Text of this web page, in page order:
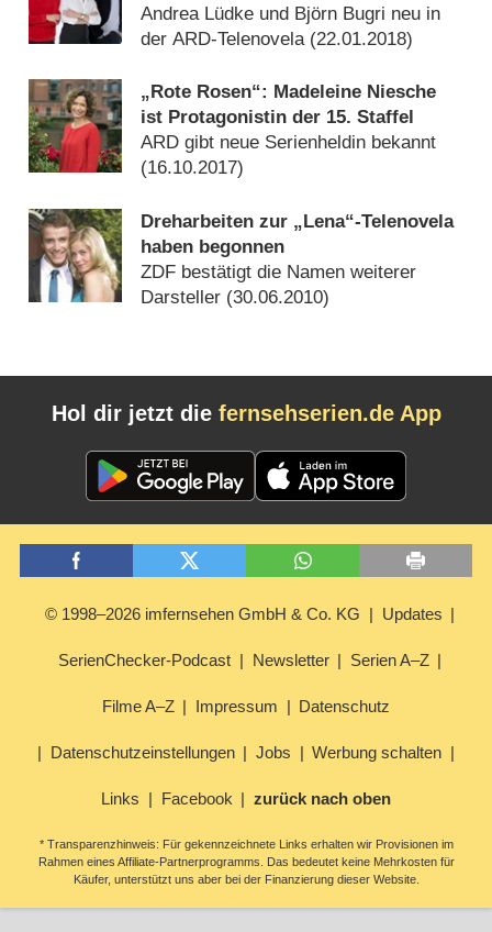
Februar
Andrea Lüdke und Björn Bugri neu in
der ARD-Telenovela (22.01.2018)
„Rote Rosen“: Madeleine Niesche
ist Protagonistin der 15. Staffel
ARD gibt neue Serienheldin bekannt
(16.10.2017)
Dreharbeiten zur „Lena“-Telenovela
haben begonnen
ZDF bestätigt die Namen weiterer
Darsteller (30.06.2010)
Hol dir jetzt die fernsehserien.de App
© 1998–2026 imfernsehen GmbH & Co. KG Updates
SerienChecker-Podcast Newsletter Serien A–Z
Filme A–Z Impressum Datenschutz
Datenschutzeinstellungen Jobs Werbung schalten
Links Facebook zurück nach oben
* Transparenzhinweis: Für gekennzeichnete Links erhalten wir Provisionen im
Rahmen eines Affiliate-Partnerprogramms. Das bedeutet keine Mehrkosten für
Käufer, unterstützt uns aber bei der Finanzierung dieser Website.